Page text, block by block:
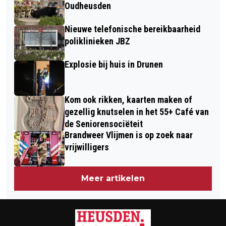
DE STAND VALT MEE
Oudheusden
Nieuwe telefonische bereikbaarheid
poliklinieken JBZ
Explosie bij huis in Drunen
Kom ook rikken, kaarten maken of
gezellig knutselen in het 55+ Café van
de Seniorensociëteit
Brandweer Vlijmen is op zoek naar
vrijwilligers
Meer artikelen